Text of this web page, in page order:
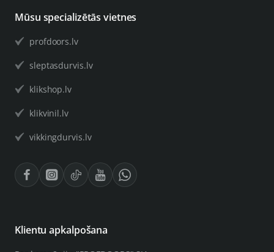
Mūsu specializētās vietnes
profdoors.lv
sleptasdurvis.lv
klikshop.lv
klikvinil.lv
vikkingdurvis.lv
Klientu apkalpošana